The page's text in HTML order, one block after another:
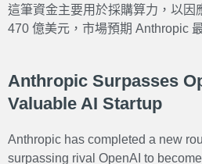
這筆資金主要用於採購算力，以
470 億美元，市場預期 Anthropic
Anthropic Surpasses
Valuable AI Startup
Anthropic has completed a new
surpassing rival OpenAI to